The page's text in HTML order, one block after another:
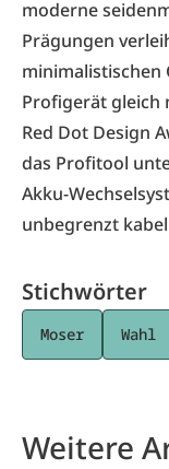
moderne
Prägungen
minimalistischen
Profigerät gleich
Red Dot Design
das Profitool
Akku-
unbegrenzt
Stichwörter
Moser Wahl
Weitere